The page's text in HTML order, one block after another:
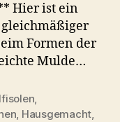
Hier ist ein
Formen der
Mulde…
,
, Hausgemacht,